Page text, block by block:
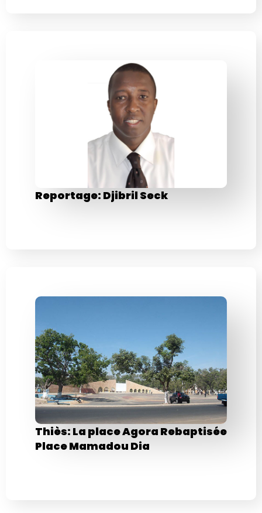
Reportage: Djibril Seck
Thiès: La place Agora Rebaptisée
Place Mamadou Dia